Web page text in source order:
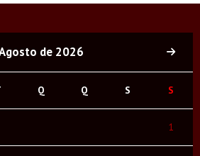
uma motoneta Honda Biz 125 ES
informações...
de 2026
Q Q S S
1